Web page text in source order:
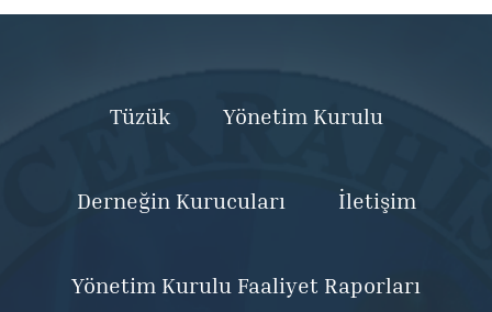
Tüzük Yönetim Kurulu
Derneğin Kurucuları İletişim
Yönetim Kurulu Faaliyet Raporları